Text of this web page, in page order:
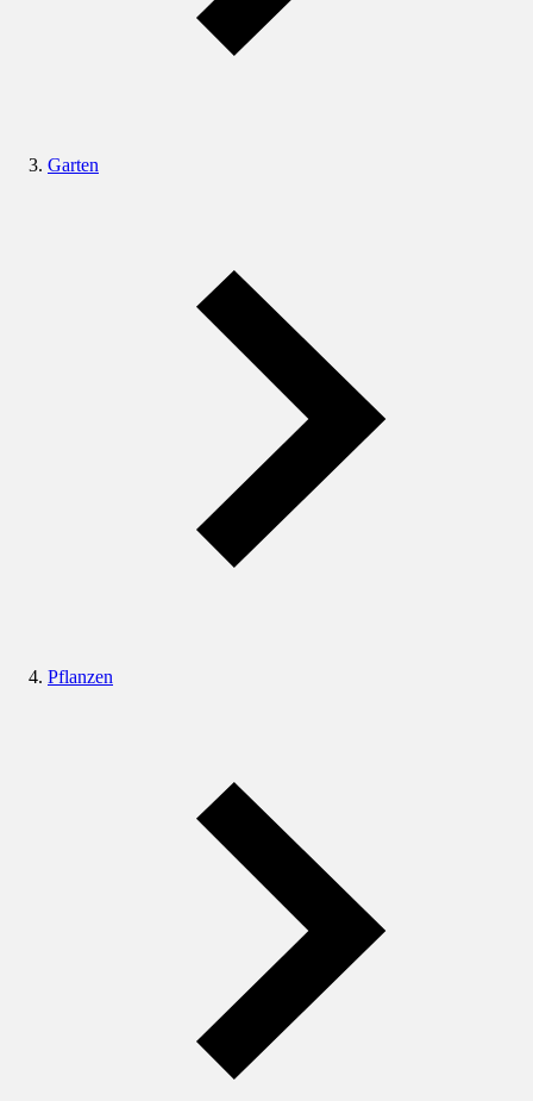
Garten
Pflanzen